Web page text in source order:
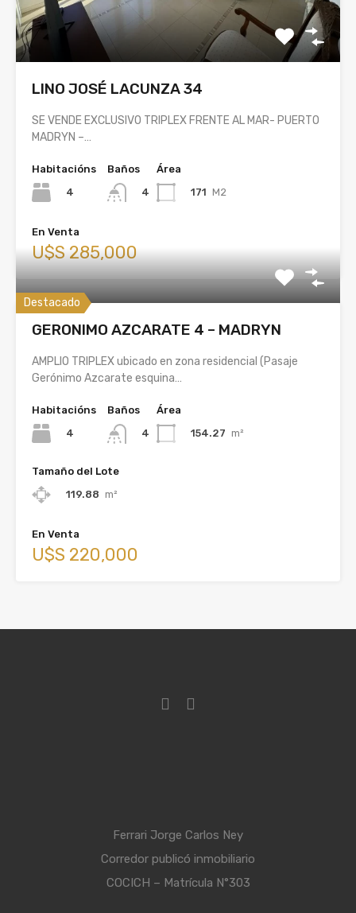
LINO JOSÉ LACUNZA 34
SE VENDE EXCLUSIVO TRIPLEX FRENTE AL MAR- PUERTO
MADRYN –…
Habitacións
4
Baños
4
Área
171 M2
En Venta
U$S 285,000
Destacado
GERONIMO AZCARATE 4 – MADRYN
AMPLIO TRIPLEX ubicado en zona residencial (Pasaje
Gerónimo Azcarate esquina…
Habitacións
4
Baños
4
Área
154.27 m²
Tamaño del Lote
119.88 m²
En Venta
U$S 220,000
Ferrari Jorge Carlos Ney
Corredor publicó inmobiliario
COCICH – Matrícula N°303